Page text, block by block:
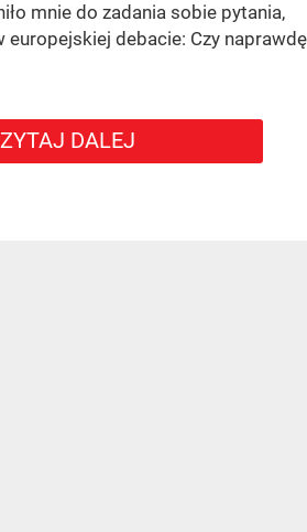
mnie do zadania sobie pytania,
debacie: Czy naprawdę
DALEJ